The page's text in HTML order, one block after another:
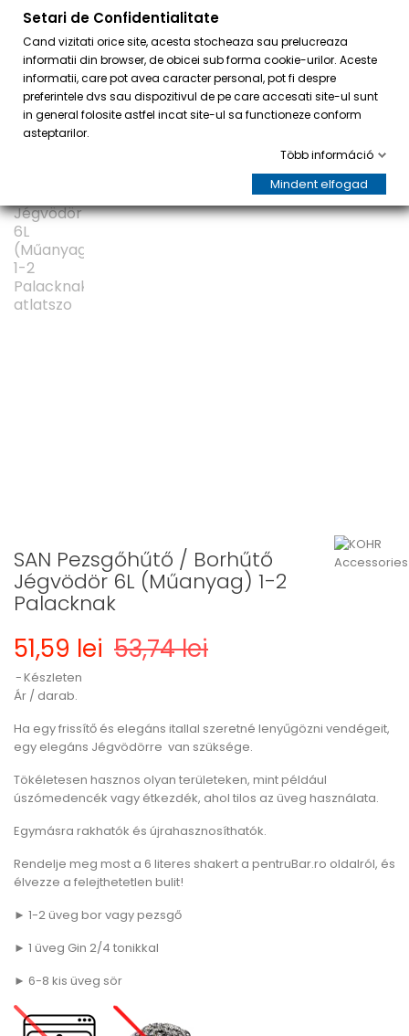
SAN Pezsgőhűtő / Borhűtő
Jégvödör 6L (Műanyag) 1-2
Palacknak
51,59 lei 53,74 lei
Készleten
Ár / darab.
Ha egy frissítő és elegáns itallal szeretné lenyűgözni vendégeit,
egy elegáns Jégvödörre van szüksége.
Tökéletesen hasznos olyan területeken, mint például
úszómedencék vagy étkezdék, ahol tilos az üveg használata.
Egymásra rakhatók és újrahasznosíthatók.
Rendelje meg most a 6 literes shakert a pentruBar.ro oldalról, és
élvezze a felejthetetlen bulit!
► 1-2 üveg bor vagy pezsgő
► 1 üveg Gin 2/4 tonikkal
► 6-8 kis üveg sör
Setari de Confidentialitate
Cand vizitati orice site, acesta stocheaza sau prelucreaza
informatii din browser, de obicei sub forma cookie-urilor. Aceste
informatii, care pot avea caracter personal, pot fi despre
preferintele dvs sau dispozitivul de pe care accesati site-ul sunt
in general folosite astfel incat site-ul sa functioneze conform
asteptarilor.
Több információ
Mindent elfogad